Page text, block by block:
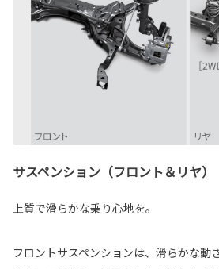
サスペンション（フロント＆リヤ）
上質で滑らかな乗り心地を。
フロントサスペンションは、滑らかな動